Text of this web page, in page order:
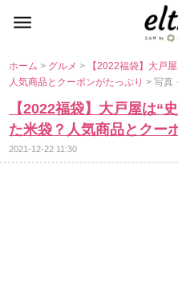
ホーム> グルメ>
【2022福袋】大戸
人気商品とクーポンがたっぷり> 写真
【2022福袋】大戸屋は“
た米袋？人気商品とクー
2021-12-22 11:30